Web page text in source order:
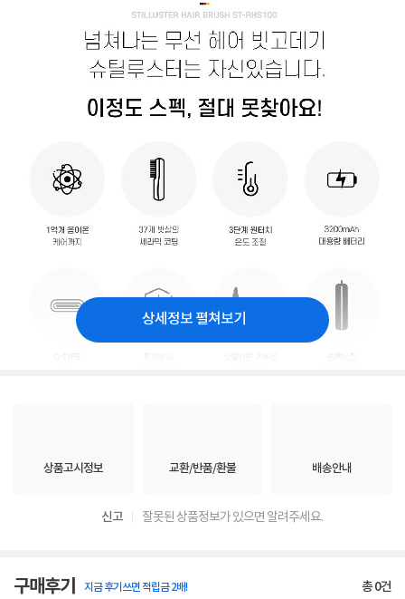
상세정보 펼쳐보기
상품고시정보 교환/반품/환불 배송안내
신고 잘못된 상품정보가 있으면 알려주세요.
구매후기 지금 후기쓰면 적립금 2배! 총0건